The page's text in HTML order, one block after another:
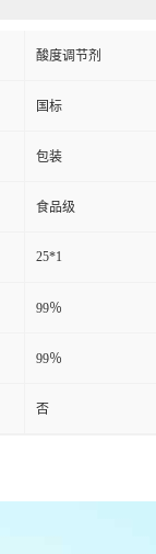
酸度调节剂
国标
包装
食品级
25*1
99％
99％
否